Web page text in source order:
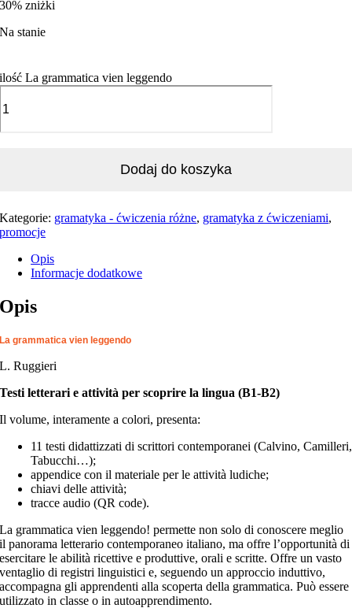
30% zniżki
Na stanie
ilość La grammatica vien leggendo
Dodaj do koszyka
Kategorie: gramatyka - ćwiczenia różne, gramatyka z ćwiczeniami,
promocje
Opis
Informacje dodatkowe
Opis
La grammatica vien leggendo
L. Ruggieri
Testi letterari e attività per scoprire la lingua (B1-B2)
Il volume, interamente a colori, presenta:
11 testi didattizzati di scrittori contemporanei (Calvino, Camilleri,
Tabucchi…);
appendice con il materiale per le attività ludiche;
chiavi delle attività;
tracce audio (QR code).
La grammatica vien leggendo! permette non solo di conoscere meglio
il panorama letterario contemporaneo italiano, ma offre l’opportunità di
esercitare le abilità ricettive e produttive, orali e scritte. Offre un vasto
ventaglio di registri linguistici e, seguendo un approccio induttivo,
accompagna gli apprendenti alla scoperta della grammatica. Può essere
utilizzato in classe o in autoapprendimento.